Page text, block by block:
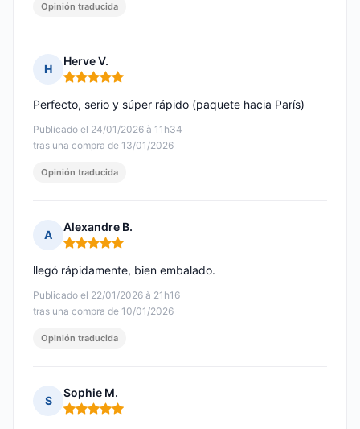
Opinión traducida
H
Herve V.
Nota: 5 de 5
Publicado el 24/01/2026 à 11h34
tras una compra de 13/01/2026
Perfecto, serio y súper rápido (paquete hacia París)
Opinión traducida
A
Alexandre B.
Nota: 5 de 5
Publicado el 22/01/2026 à 21h16
tras una compra de 10/01/2026
llegó rápidamente, bien embalado.
Opinión traducida
S
Sophie M.
Nota: 5 de 5